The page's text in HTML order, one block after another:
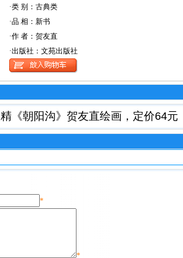
·类 别：古典类
·品 相：新书
·作 者：贺友直
·出版社：文苑出版社
《朝阳沟》贺友直绘画，定价64元
*
*